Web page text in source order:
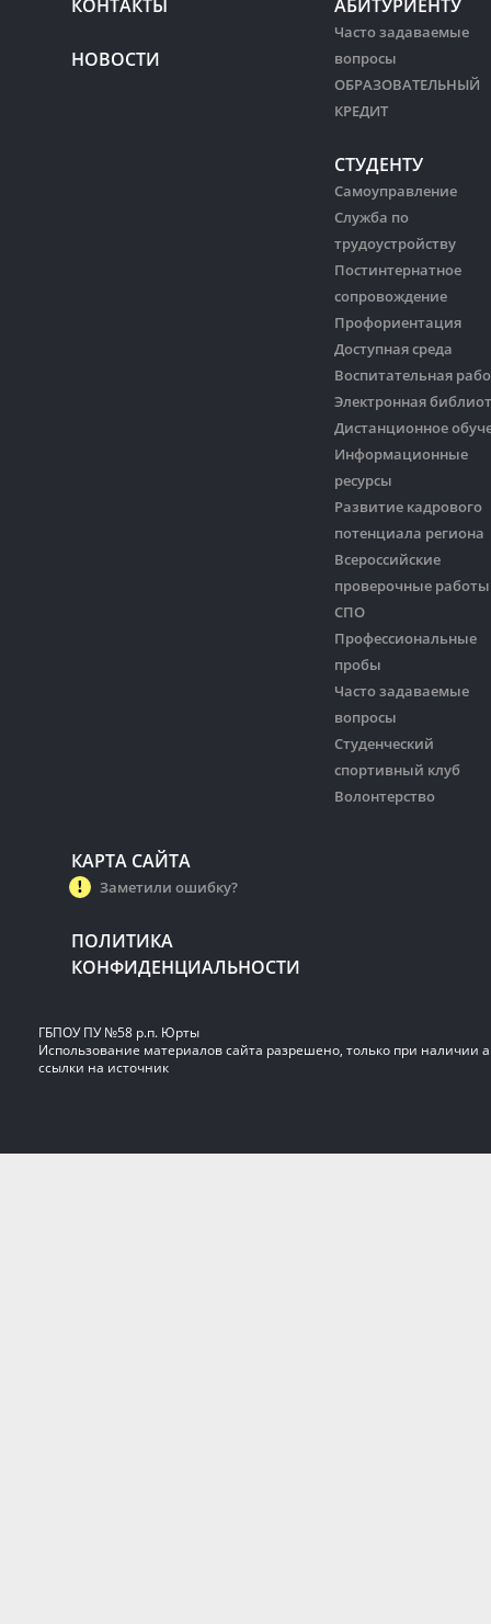
КОНТАКТЫ
НОВОСТИ
АБИТУРИЕНТУ
Часто задаваемые
вопросы
ОБРАЗОВАТЕЛЬНЫЙ
КРЕДИТ
СТУДЕНТУ
Самоуправление
Служба по
трудоустройству
Постинтернатное
сопровождение
Профориентация
Доступная среда
Воспитательная
Электронная
Дистанционное
Информационные
ресурсы
Развитие кадрового
потенциала региона
Всероссийские
проверочные работы
СПО
Профессиональные
пробы
Часто задаваемые
вопросы
Студенческий
спортивный клуб
Волонтерство
КАРТА САЙТА
Заметили ошибку?
ПОЛИТИКА
КОНФИДЕНЦИАЛЬНОСТИ
ГБПОУ ПУ №58 р.п. Юрты
Использование материалов сайта разрешено, только при наличии
ссылки на источник